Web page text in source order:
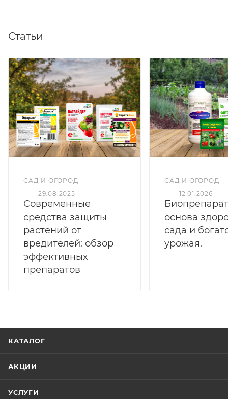
Статьи
САД И ОГОРОД
— 29.08.2025
Современные
средства защиты
растений от
вредителей: обзор
эффективных
препаратов
САД И ОГОРОД
— 12.01.2026
основа
сада и
урожая.
КАТАЛОГ
АКЦИИ
УСЛУГИ